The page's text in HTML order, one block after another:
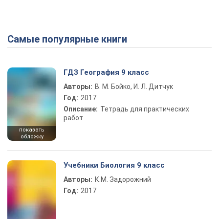
Play Video
Самые популярные книги
показать
обложку
ГДЗ География 9 класс
Авторы: В. М. Бойко, И. Л. Дитчук
Год: 2017
Описание: Тетрадь для практических
работ
Учебники Биология 9 класс
Авторы: К.М. Задорожний
Год: 2017